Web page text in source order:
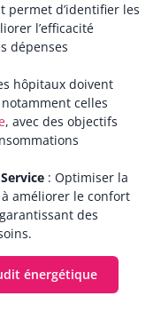
permet d’identifier les
l’efficacité
dépenses
hôpitaux doivent
celles
, avec des objectifs
: Optimiser la
améliorer le confort
des
énergétique